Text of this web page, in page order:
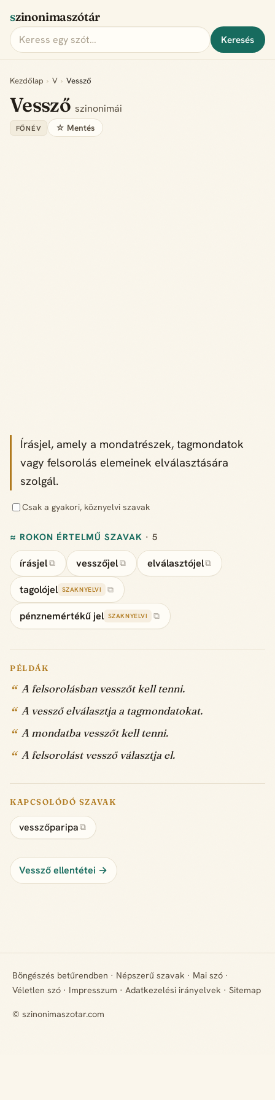
szinonimaszótár
Keresés
Kezdőlap › V › Vessző
Vessző szinonimái
FŐNÉV ☆ Mentés
Írásjel, amely a mondatrészek, tagmondatok
vagy felsorolás elemeinek elválasztására
szolgál.
Csak a gyakori, köznyelvi szavak
≈ ROKON ÉRTELMŰ SZAVAK · 5
írásjel ⧉ vesszőjel ⧉ elválasztójel⧉
tagolójel SZAKNYELVI ⧉
pénznemértékű jel SZAKNYELVI ⧉
PÉLDÁK
A felsorolásban vesszőt kell tenni.
A vessző elválasztja a tagmondatokat.
A mondatba vesszőt kell tenni.
A felsorolást vessző választja el.
KAPCSOLÓDÓ SZAVAK
vesszőparipa ⧉
Vessző ellentétei →
Böngészés betűrendben · Népszerű szavak · Mai szó ·
Véletlen szó · Impresszum · Adatkezelési irányelvek · Sitemap
© szinonimaszotar.com